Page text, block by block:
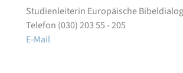
Studienleiterin Europäische
Telefon (030) 203 55 - 205
E-Mail